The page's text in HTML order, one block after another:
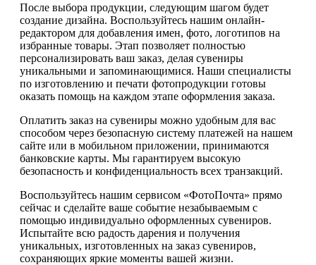
После выбора продукции, следующим шагом будет
создание дизайна. Воспользуйтесь нашим онлайн-
редактором для добавления имен, фото, логотипов на
избранные товары. Этап позволяет полностью
персонализировать ваш заказ, делая сувениры
уникальными и запоминающимися. Наши специалисты
по изготовлению и печати фотопродукции готовы
оказать помощь на каждом этапе оформления заказа.
Оплатить заказ на сувениры можно удобным для вас
способом через безопасную систему платежей на нашем
сайте или в мобильном приложении, принимаются
банковские карты. Мы гарантируем высокую
безопасность и конфиденциальность всех транзакций.
Воспользуйтесь нашим сервисом «ФотоПочта» прямо
сейчас и сделайте ваше событие незабываемым с
помощью индивидуально оформленных сувениров.
Испытайте всю радость дарения и получения
уникальных, изготовленных на заказ сувениров,
сохраняющих яркие моменты вашей жизни.